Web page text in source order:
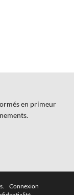
en primeur
Connexion